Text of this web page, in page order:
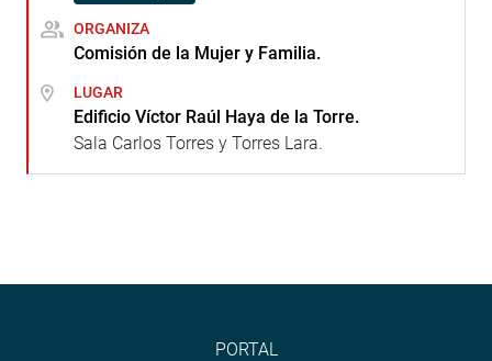
ORGANIZA
Comisión de la Mujer y Familia.
LUGAR
Edificio Víctor Raúl Haya de la Torre.
Sala Carlos Torres y Torres Lara.
PORTAL